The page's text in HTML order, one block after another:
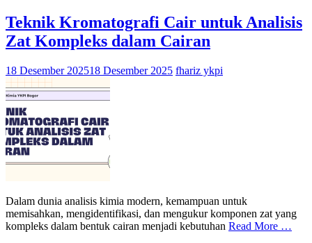
Teknik Kromatografi Cair untuk Analisis
Zat Kompleks dalam Cairan
18 Desember 202518 Desember 2025 fhariz ykpi
Dalam dunia analisis kimia modern, kemampuan untuk
memisahkan, mengidentifikasi, dan mengukur komponen zat yang
kompleks dalam bentuk cairan menjadi kebutuhan Read More …